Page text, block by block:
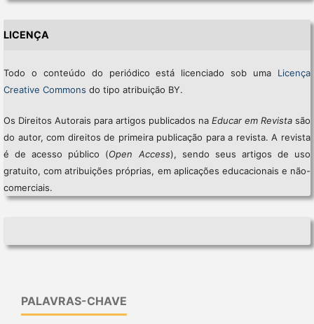
LICENÇA
Todo o conteúdo do periódico está licenciado sob uma Licença
Creative Commons do tipo atribuição BY.
Os Direitos Autorais para artigos publicados naEducar em Revista são
do autor, com direitos de primeira publicação para a revista. A revista
é de acesso público (Open Access), sendo seus artigos de uso
gratuito, com atribuições próprias, em aplicações educacionais e não-
comerciais.
PALAVRAS-CHAVE